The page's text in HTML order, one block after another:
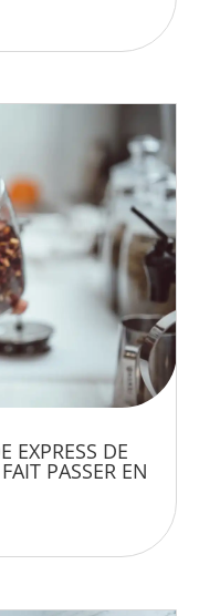
EXPRESS DE
PASSER EN